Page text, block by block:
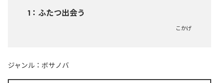
1 ： ふたつ出会う
こかげ
ジャンル： ボサノバ